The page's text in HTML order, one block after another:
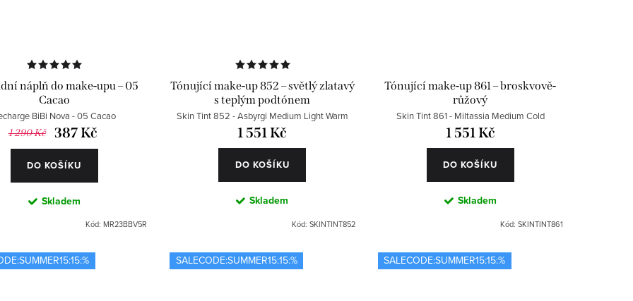
náplň do make-upu – 05
Cacao
BiBi Nova - 05 Cacao
1 290 Kč 387 Kč
DO KOŠÍKU
Skladem
Kód: MR23BBV5R
Tónující make-up 852 – světlý zlatavý
s teplým podtónem
Skin Tint 852 - Asbyrgi Medium Light Warm
1 551 Kč
DO KOŠÍKU
Skladem
Kód: SKINTINT852
Tónující make-up 861 – broskvově-
růžový
Skin Tint 861 - Miltassia Medium Cold
1 551 Kč
DO KOŠÍKU
Skladem
Kód: SKINTINT861
SALECODE:SUMMER15:15:% SALECODE:SUMMER15:15:%